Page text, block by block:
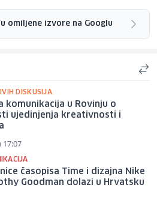
omiljene izvore na Googlu
DISKUSIJA
komunikacija u Rovinju o
ujedinjenja kreativnosti i
17:07
časopisa Time i dizajna Nike
Goodman dolazi u Hrvatsku